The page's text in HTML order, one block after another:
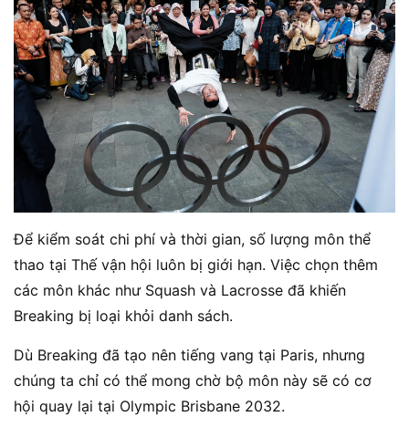
Để kiểm soát chi phí và thời gian, số lượng môn thể
thao tại Thế vận hội luôn bị giới hạn. Việc chọn thêm
các môn khác như Squash và Lacrosse đã khiến
Breaking bị loại khỏi danh sách​.
Dù Breaking đã tạo nên tiếng vang tại Paris, nhưng
chúng ta chỉ có thể mong chờ bộ môn này sẽ có cơ
hội quay lại tại Olympic Brisbane 2032.